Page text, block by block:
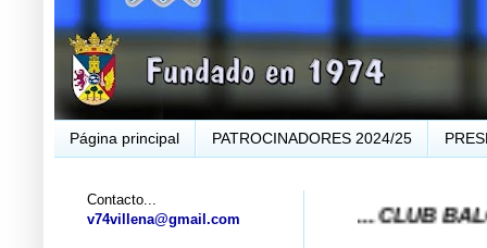
Página principal PATROCINADORES 2024/25
... CLUB
Contacto...
v74villena@gmail.com